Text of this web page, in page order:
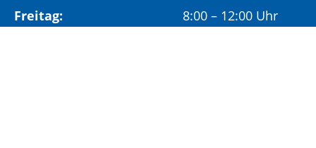
Freitag:
8:00 – 12:00 Uhr